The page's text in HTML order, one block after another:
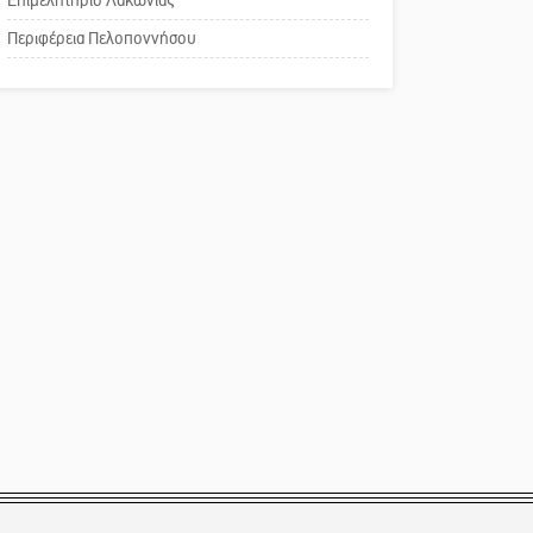
Το δικό σας σχόλιο:
Παράδειγμα κοινωνικής
Περιφέρεια Πελοποννήσου